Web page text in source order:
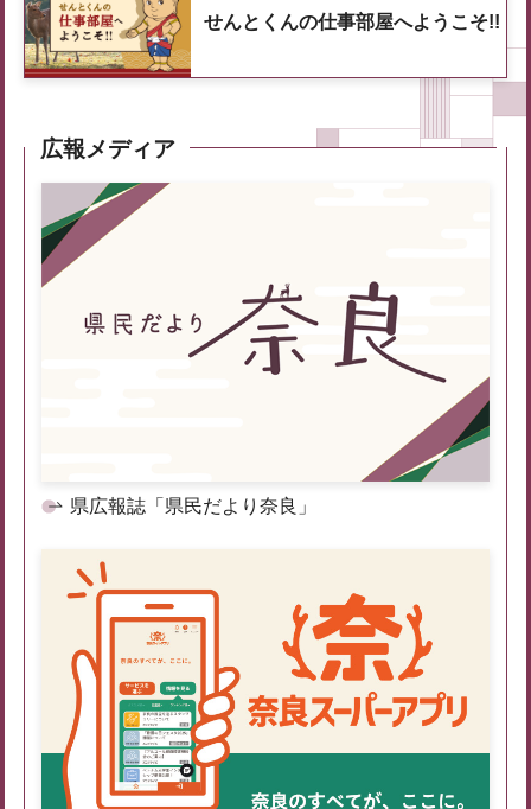
せんとくんの仕事部屋へようこそ!!
広報メディア
県広報誌「県民だより奈良」